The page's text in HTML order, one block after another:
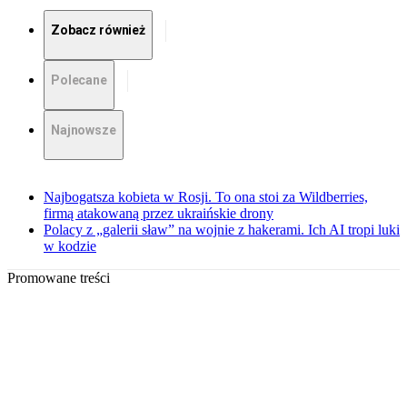
Zobacz również
Polecane
Najnowsze
Najbogatsza kobieta w Rosji. To ona stoi za Wildberries,
firmą atakowaną przez ukraińskie drony
Polacy z „galerii sław” na wojnie z hakerami. Ich AI tropi luki
w kodzie
Promowane treści